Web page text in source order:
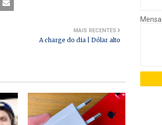
MAIS RECENTES
A charge do dia | Dólar alto